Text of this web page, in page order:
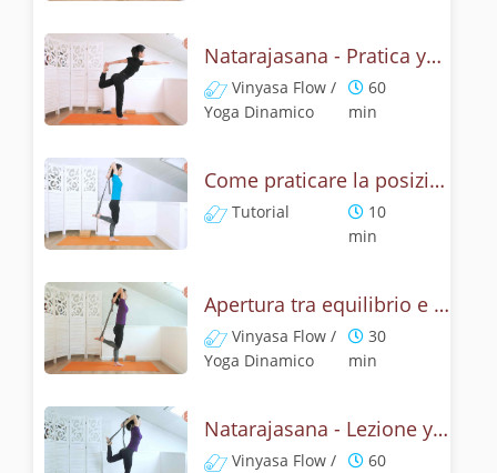
Natarajasana - Pratica yoga con la tecnica della posizione di Shiva danzante
Vinyasa Flow /
Yoga Dinamico
60
min
Come praticare la posizione Signore della danza? Tutorial di Natarajasana
Tutorial
10
min
Apertura tra equilibrio e cuore - Natrajasana
Vinyasa Flow /
Yoga Dinamico
30
min
Natarajasana - Lezione yoga con la mitologia della posizione di Shiva danzante
Vinyasa Flow /
60